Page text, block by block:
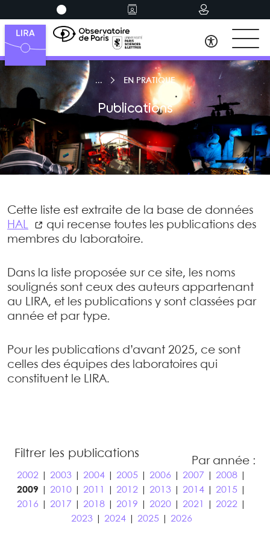
EN PRATIQUE
Publications
Cette liste est extraite de la base de données
HAL
qui recense toutes les publications des
membres du laboratoire.
Dans la liste proposée sur ce site, les noms
soulignés sont ceux des auteurs appartenant
au LIRA, et les publications y sont classées par
année et par type.
Pour les publications d’avant 2025, ce sont
celles des équipes des laboratoires qui
constituent le LIRA.
Filtrer les publications
Par année :
2002| 2003| 2004| 2005| 2006 2007 2008|
2009
2010| 2011 2012| 2013| 2014| 2015|
2016
2017 2018| 2019 2020| 2021 2022|
2023| 2024| 2025| 2026